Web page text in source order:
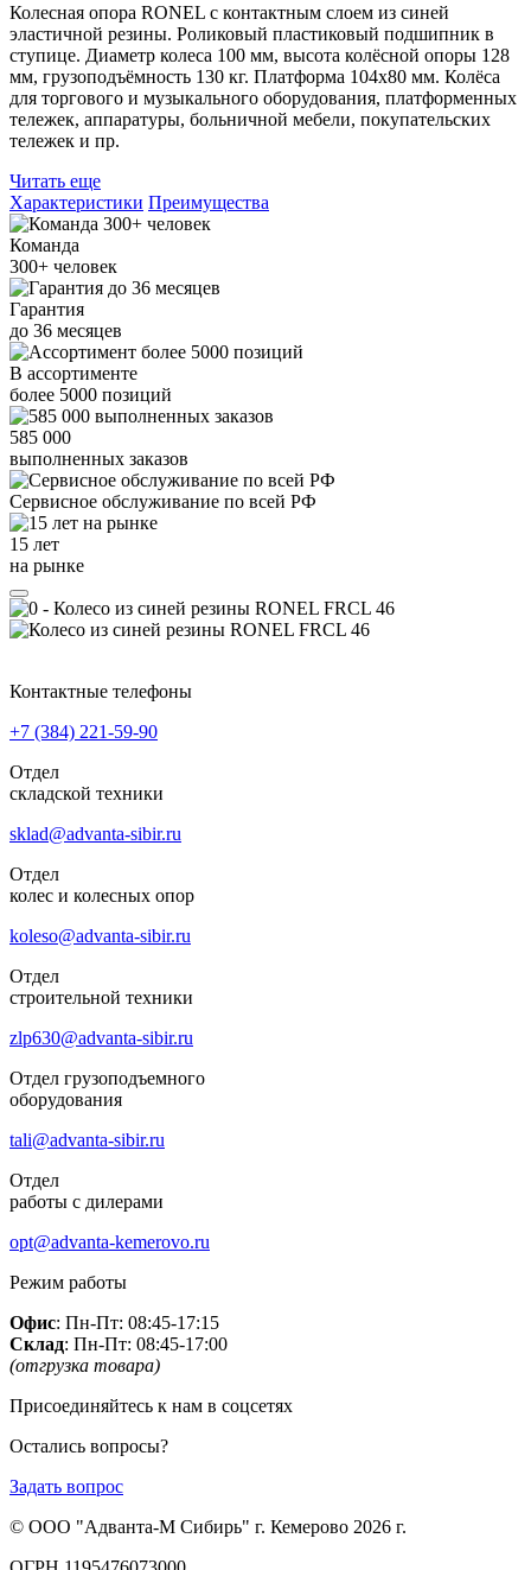
Колесная опора RONEL с контактным слоем из синей
эластичной резины. Роликовый пластиковый подшипник в
ступице. Диаметр колеса 100 мм, высота колёсной опоры 128
мм, грузоподъёмность 130 кг. Платформа 104x80 мм. Колёса
для торгового и музыкального оборудования, платформенных
тележек, аппаратуры, больничной мебели, покупательских
тележек и пр.
Читать еще
Характеристики Преимущества
Команда
300+ человек
Гарантия
до 36 месяцев
В ассортименте
более 5000 позиций
585 000
выполненных заказов
Сервисное обслуживание по всей РФ
15 лет
на рынке
Контактные телефоны
+7 (384) 221-59-90
Отдел
складской техники
sklad@advanta-sibir.ru
Отдел
колес и колесных опор
koleso@advanta-sibir.ru
Отдел
строительной техники
zlp630@advanta-sibir.ru
Отдел грузоподъемного
оборудования
tali@advanta-sibir.ru
Отдел
работы с дилерами
opt@advanta-kemerovo.ru
Режим работы
Офис: Пн-Пт: 08:45-17:15
Склад: Пн-Пт: 08:45-17:00
(отгрузка товара)
Присоединяйтесь к нам в соцсетях
Остались вопросы?
Задать вопрос
© ООО "Адванта-М Сибирь" г. Кемерово 2026 г.